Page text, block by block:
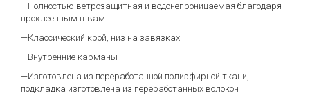
—Полностью ветрозащитная и водонепроницаемая благодаря
проклеенным швам
—Классический крой, низ на завязках
—Внутренние карманы
—Изготовлена из переработанной полиэфирной ткани,
подкладка изготовлена из переработанных волокон